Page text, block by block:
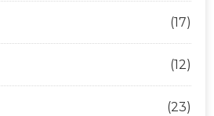
(17)
(12)
(23)